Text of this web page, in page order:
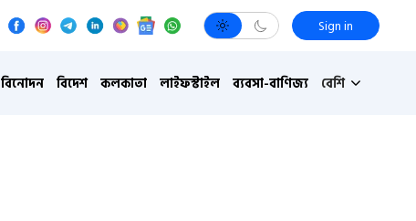
Sign in
বিনোদন বিদেশ কলকাতা লাইফস্টাইল ব্যবসা-বাণিজ্য বেশি